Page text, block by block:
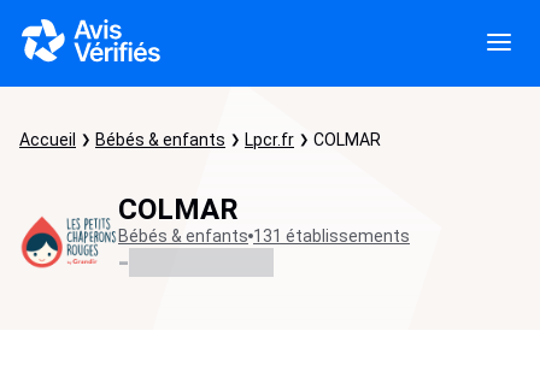
Accueil Bébés & enfants Lpcr.fr COLMAR
COLMAR
Bébés & enfants 131 établissements
-